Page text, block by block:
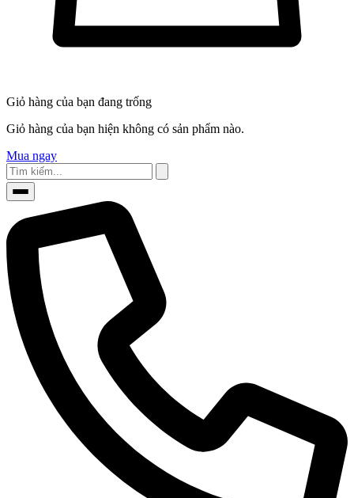
Giỏ hàng của bạn đang trống
Giỏ hàng của bạn hiện không có sản phẩm nào.
Mua ngay